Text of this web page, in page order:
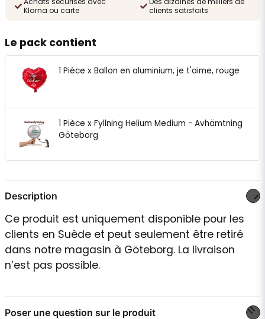
Klarna ou carte
clients satisfaits
Le pack contient
1 Pièce x Ballon en aluminium, je t'aime, rouge
1 Pièce x Fyllning Helium Medium - Avhämtning
Göteborg
Description
Ce produit est uniquement disponible pour les
clients en Suède et peut seulement être retiré
dans notre magasin à Göteborg. La livraison
n’est pas possible.
Poser une question sur le produit